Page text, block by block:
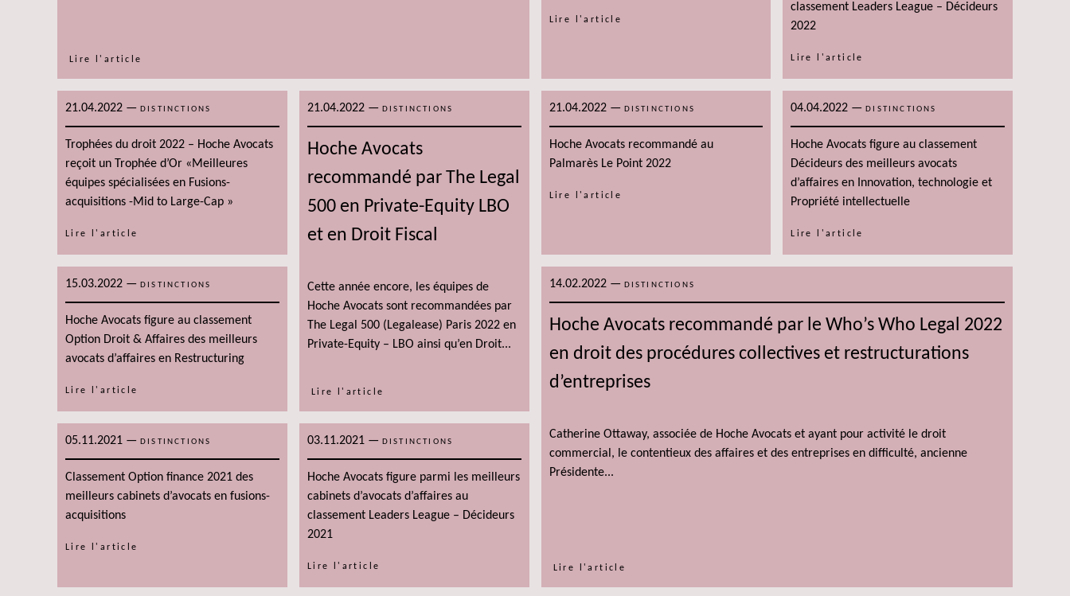
Lire l'article
Lire l'article
classement Leaders League – Décideurs
2022
Lire l'article
21.04.2022 — DISTINCTIONS
Trophées du droit 2022 – Hoche Avocats
reçoit un Trophée d’Or «Meilleures
équipes spécialisées en Fusions-
acquisitions -Mid to Large-Cap »
Lire l'article
21.04.2022— DISTINCTIONS
Hoche Avocats
recommandé par The Legal
500 en Private-Equity LBO
et en Droit Fiscal
Cette année encore, les équipes de
Hoche Avocats sont recommandées par
The Legal 500 (Legalease) Paris 2022 en
Private-Equity – LBO ainsi qu’en Droit...
Lire l'article
21.04.2022— DISTINCTIONS
Hoche Avocats recommandé au
Palmarès Le Point 2022
Lire l'article
04.04.2022 —DISTINCTIONS
Hoche Avocats figure au classement
Décideurs des meilleurs avocats
d’affaires en Innovation, technologie et
Propriété intellectuelle
Lire l'article
15.03.2022 — DISTINCTIONS
Hoche Avocats figure au classement
Option Droit & Affaires des meilleurs
avocats d’affaires en Restructuring
Lire l'article
14.02.2022— DISTINCTIONS
Hoche Avocats recommandé par le Who’s Who Legal 2022
en droit des procédures collectives et restructurations
d’entreprises
Catherine Ottaway, associée de Hoche Avocats et ayant pour activité le droit
commercial, le contentieux des affaires et des entreprises en difficulté, ancienne
Présidente...
Lire l'article
05.11.2021 — DISTINCTIONS
Classement Option finance 2021 des
meilleurs cabinets d’avocats en fusions-
acquisitions
Lire l'article
03.11.2021— DISTINCTIONS
Hoche Avocats figure parmi les meilleurs
cabinets d’avocats d’affaires au
classement Leaders League – Décideurs
2021
Lire l'article